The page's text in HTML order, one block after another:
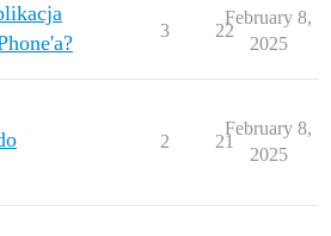
3 22
February 8,
2025
2 21
February 8,
2025